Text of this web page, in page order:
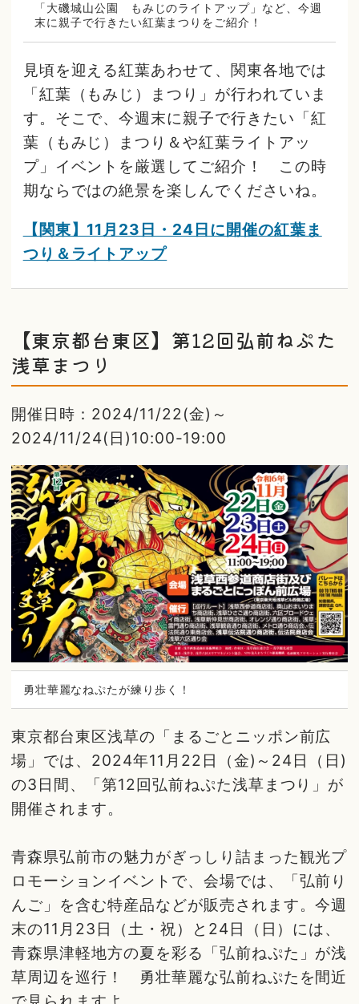
「大磯城山公園 もみじのライトアップ」など、今週
末に親子で行きたい紅葉まつりをご紹介！
見頃を迎える紅葉あわせて、関東各地では
「紅葉（もみじ）まつり」が行われていま
す。そこで、今週末に親子で行きたい「紅
葉（もみじ）まつり＆や紅葉ライトアッ
プ」イベントを厳選してご紹介！ この時
期ならではの絶景を楽しんでくださいね。
【関東】11月23日・24日に開催の紅葉ま
つり＆ライトアップ
【東京都台東区】第12回弘前ねぷた
浅草まつり
開催日時：2024/11/22(金)～
2024/11/24(日)10:00-19:00
勇壮華麗なねぷたが練り歩く！
東京都台東区浅草の「まるごとニッポン前広
場」では、2024年11月22日（金)～24日（日)
の3日間、「第12回弘前ねぷた浅草まつり」が
開催されます。
青森県弘前市の魅力がぎっしり詰まった観光プ
ロモーションイベントで、会場では、「弘前り
んご」を含む特産品などが販売されます。今週
末の11月23日（土・祝）と24日（日）には、
青森県津軽地方の夏を彩る「弘前ねぷた」が浅
草周辺を巡行！ 勇壮華麗な弘前ねぷたを間近